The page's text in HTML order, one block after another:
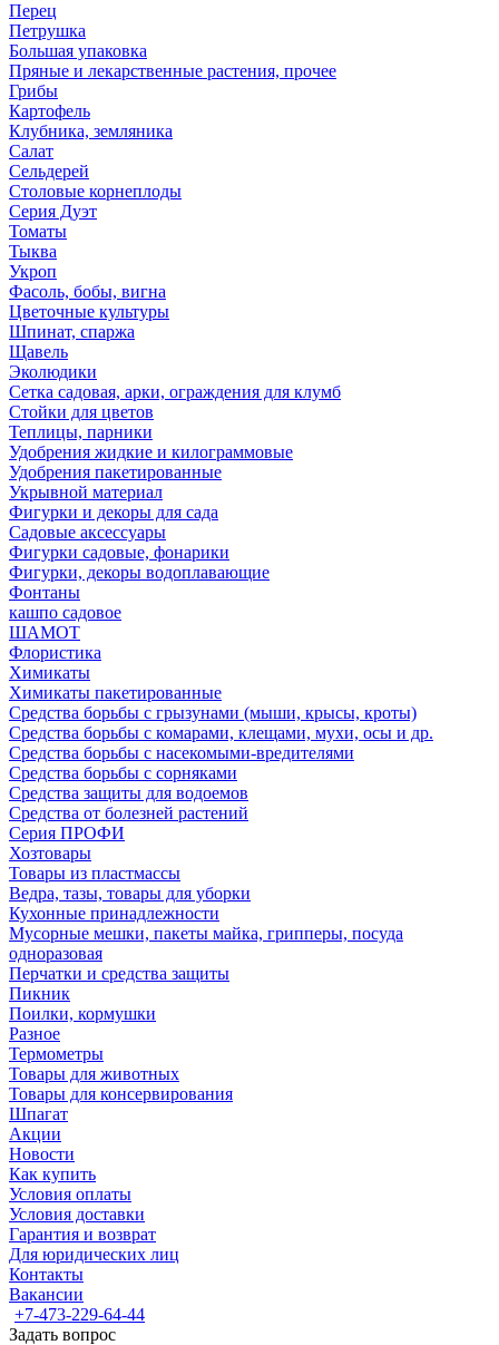
Перец
Петрушка
Большая упаковка
Пряные и лекарственные растения, прочее
Грибы
Картофель
Клубника, земляника
Салат
Сельдерей
Столовые корнеплоды
Серия Дуэт
Томаты
Тыква
Укроп
Фасоль, бобы, вигна
Цветочные культуры
Шпинат, спаржа
Щавель
Эколюдики
Сетка садовая, арки, ограждения для клумб
Стойки для цветов
Теплицы, парники
Удобрения жидкие и килограммовые
Удобрения пакетированные
Укрывной материал
Фигурки и декоры для сада
Садовые аксессуары
Фигурки садовые, фонарики
Фигурки, декоры водоплавающие
Фонтаны
кашпо садовое
ШАМОТ
Флористика
Химикаты
Химикаты пакетированные
Средства борьбы с грызунами (мыши, крысы, кроты)
Средства борьбы с комарами, клещами, мухи, осы и др.
Средства борьбы с насекомыми-вредителями
Средства борьбы с сорняками
Средства защиты для водоемов
Средства от болезней растений
Серия ПРОФИ
Хозтовары
Товары из пластмассы
Ведра, тазы, товары для уборки
Кухонные принадлежности
Мусорные мешки, пакеты майка, грипперы, посуда
одноразовая
Перчатки и средства защиты
Пикник
Поилки, кормушки
Разное
Термометры
Товары для животных
Товары для консервирования
Шпагат
Акции
Новости
Как купить
Условия оплаты
Условия доставки
Гарантия и возврат
Для юридических лиц
Контакты
Вакансии
+7-473-229-64-44
Задать вопрос